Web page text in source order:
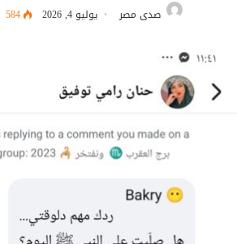
صدى مصر يوليو 4, 2026 584